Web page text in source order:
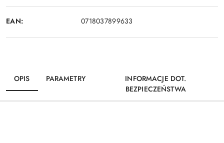
EAN: 0718037899633
OPIS PARAMETRY
INFORMACJE DOT.
BEZPIECZEŃSTWA